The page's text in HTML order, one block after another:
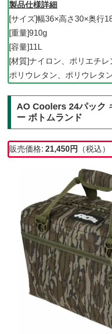
製品仕様詳細
[サイズ]幅36×高さ30×奥行
[重量]910g
[容量]11L
[材質]ナイロン、ポリエチ
ポリウレタン、ポリウレタ
AO Coolers 24パック
ー ボトムランド
販売価格: 21,450円 （税込）